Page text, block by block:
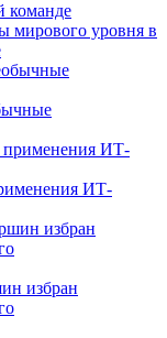
мирового уровня в
ИТ-
избран